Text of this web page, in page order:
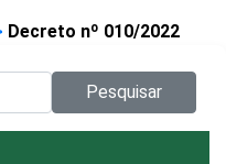
Decreto nº 010/2022
Pesquisar